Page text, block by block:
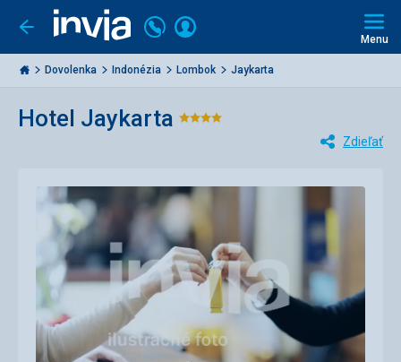
Ísť
späť
Invia.sk
Volajte
+421
2
3221
Prihlásiť
Menu
Dovolenka Indonézia Lombok Jaykarta
Hotel Jaykarta Hodnotenie:
Zdieľať